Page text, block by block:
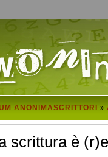
ANONIMASCRITTORI »
scrittura è